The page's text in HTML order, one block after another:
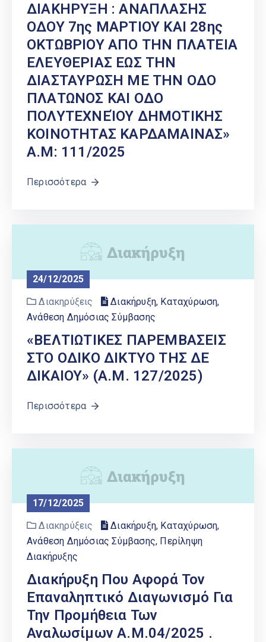
ΔΙΑΚΗΡΥΞΗ : ΑΝΑΠΛΑΣΗΣ
ΟΔΟΥ 7ης ΜΑΡΤΙΟΥ ΚΑΙ 28ης
ΟΚΤΩΒΡΙΟΥ ΑΠΟ ΤΗΝ ΠΛΑΤΕΙΑ
ΕΛΕΥΘΕΡΙΑΣ ΕΩΣ ΤΗΝ
ΔΙΑΣΤΑΥΡΩΣΗ ΜΕ ΤΗΝ ΟΔΟ
ΠΛΑΤΩΝΟΣ ΚΑΙ ΟΔΟ
ΠΟΛΥΤΕΧΝΕΊΟΥ ΔΗΜΟΤΙΚΗΣ
ΚΟΙΝΟΤΗΤΑΣ ΚΑΡΔΑΜΑΙΝΑΣ»
Α.Μ: 111/2025
Περισσότερα
24/12/2025
Διακηρύξεις
Διακήρυξη, Καταχύρωση,
Ανάθεση Δημόσιας Σύμβασης
«ΒΕΛΤΙΩΤΙΚΕΣ ΠΑΡΕΜΒΑΣΕΙΣ
ΣΤΟ ΟΔΙΚΟ ΔΙΚΤΥΟ ΤΗΣ ΔΕ
ΔΙΚΑΙΟΥ» (Α.Μ. 127/2025)
Περισσότερα
17/12/2025
Διακηρύξεις
Διακήρυξη, Καταχύρωση,
Ανάθεση Δημόσιας Σύμβασης, Περίληψη
Διακήρυξης
Διακήρυξη Που Αφορά Τον
Επαναληπτικό Διαγωνισμό Για
Την Προμήθεια Των
Αναλωσίμων Α.Μ.04/2025 .